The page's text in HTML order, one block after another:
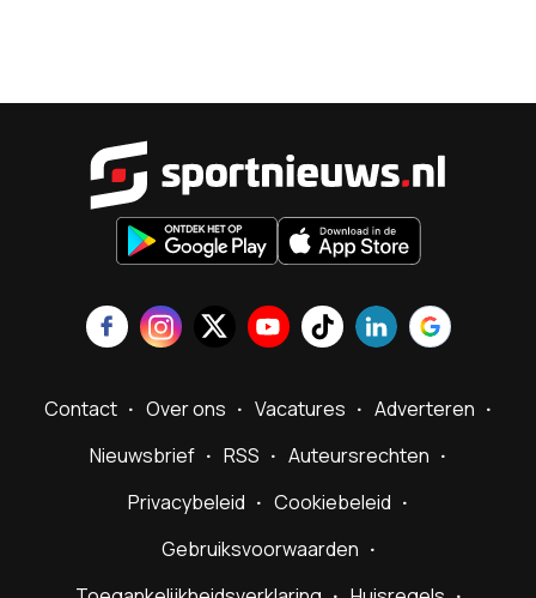
Contact Over ons Vacatures
Adverteren
Nieuwsbrief
RSS
Auteursrechten
Privacybeleid
Cookiebeleid
Gebruiksvoorwaarden